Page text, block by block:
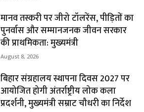
मानव तस्करी पर जीरो टॉलरेंस, पीड़ितों का
पुनर्वास और सम्मानजनक जीवन सरकार
की प्राथमिकता: मुख्यमंत्री
August 8, 2026
बिहार संग्रहालय स्थापना दिवस 2027 पर
आयोजित होगी अंतर्राष्ट्रीय लोक कला
प्रदर्शनी, मुख्यमंत्री सम्राट चौधरी का निर्देश